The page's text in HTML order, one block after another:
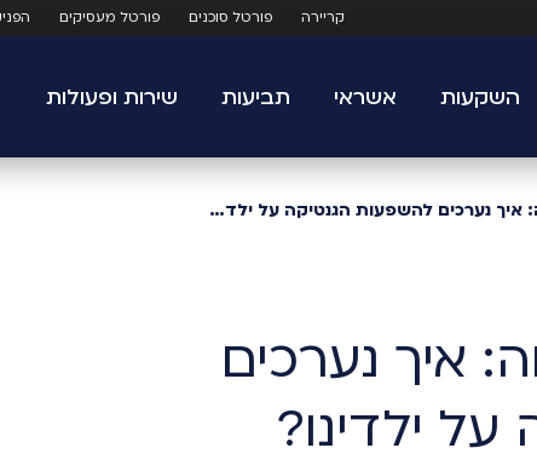
קריירה פורטל סוכנים פורטל מעסיקים
השקעות אשראי תביעות שירות ופעולות
הכל עובר במשפחה: איך נערכים להשפעות הגנטיקה על ילדינו?
איך נערכים
ילדינו?